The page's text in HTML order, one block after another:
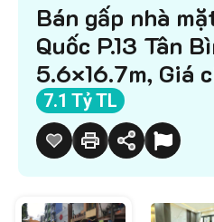
Bán gấp nhà
Quốc P.13 Tân
5.6×16.7m, Giá
7.1 Tỷ TL